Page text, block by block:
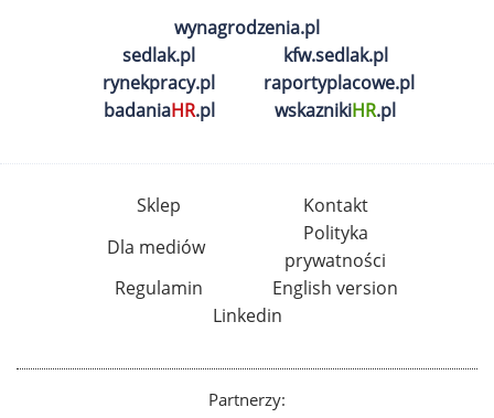
wynagrodzenia.pl
sedlak.pl
kfw.sedlak.pl
rynekpracy.pl
raportyplacowe.pl
badaniaHR.pl wskaznikiHR.pl
Sklep
Kontakt
Dla mediów
Polityka
prywatności
Regulamin
English version
Linkedin
Partnerzy: